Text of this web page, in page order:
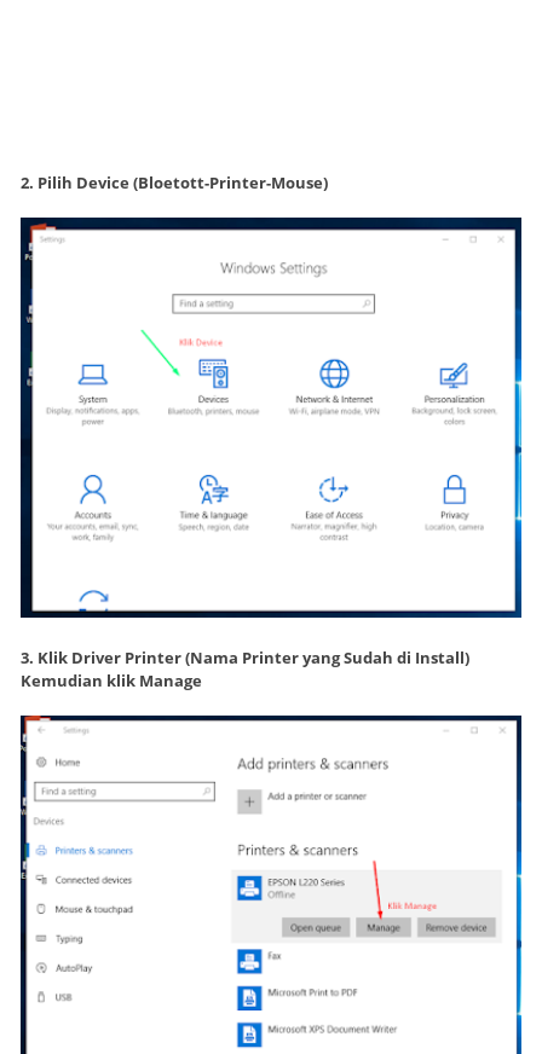
2. Pilih Device (Bloetott-Printer-Mouse)
3. Klik Driver Printer (Nama Printer yang Sudah di Install)
Kemudian klik Manage